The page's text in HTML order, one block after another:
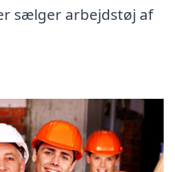
sælger arbejdstøj af